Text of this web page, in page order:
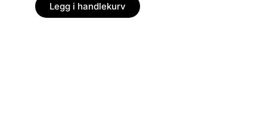
Legg i handlekurv